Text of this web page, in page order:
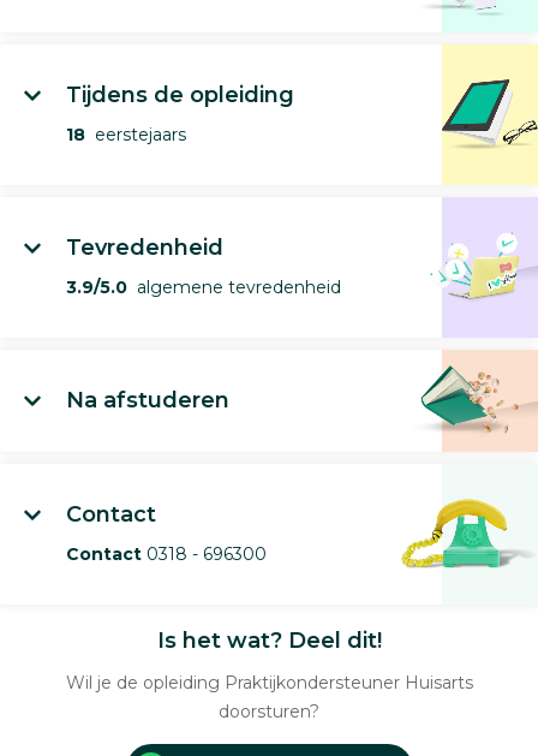
Tijdens de opleiding
18 eerstejaars
Tevredenheid
3.9/5.0 algemene tevredenheid
Na afstuderen
Contact
Contact 0318 - 696300
Is het wat? Deel dit!
Wil je de opleiding Praktijkondersteuner Huisarts
doorsturen?